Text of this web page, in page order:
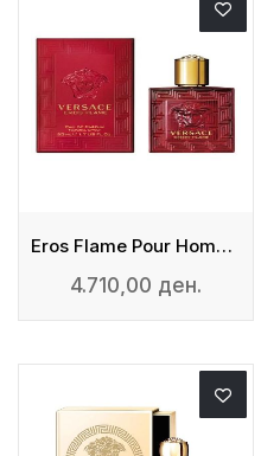
Eros Flame Pour Homme - Edp
4.710,00 ден.